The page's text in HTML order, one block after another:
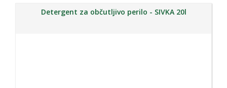
Detergent za občutljivo perilo - SIVKA 20l